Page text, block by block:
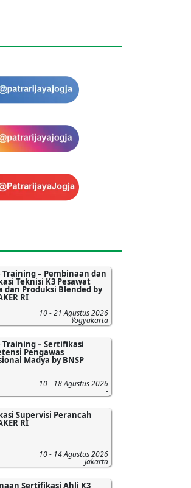
– Pembinaan dan
Teknisi K3 Pesawat
dan Produksi Blended by
RI
10 - 21 Agustus 2026
Yogyakarta
– Sertifikasi
Pengawas
Madya by BNSP
10 - 18 Agustus 2026
-
Supervisi Perancah
RI
10 - 14 Agustus 2026
Jakarta
Sertifikasi Ahli K3